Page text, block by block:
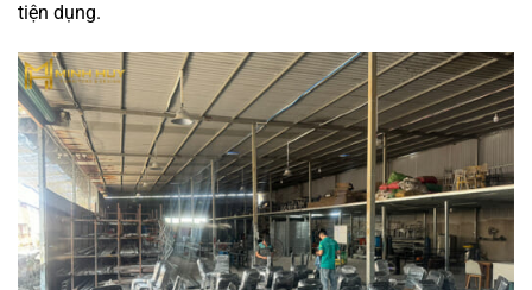
tiện dụng.